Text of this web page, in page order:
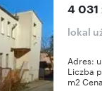
4 031
lokal
Adres:
Liczba
m2